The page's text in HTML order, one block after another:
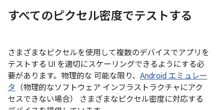
すべてのピクセル密度でテストする
さまざまなピクセルを使用して複数のデバイスでアプリを
テストする UI を適切にスケーリングできるようにする必
要があります。物理的な 可能な限り、 Android エミュレー
タ （物理的なソフトウェア インフラストラクチャにアク
セスできない場合） さまざまなピクセル密度に対応する